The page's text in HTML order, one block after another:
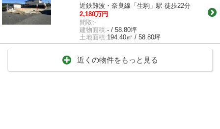
近鉄難波・奈良線「生駒」駅 徒歩22分
2,180万円
間取:-
建物面積:- / 58.80坪
土地面積:194.40㎡ / 58.80坪
近くの物件をもっと見る